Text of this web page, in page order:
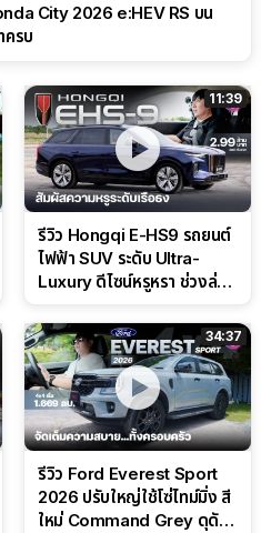
City 2026 e:HEV RS บน
ครบ
11:39
รีวิว Hongqi E-HS9 รถยนต์
ไฟฟ้า SUV ระดับ Ultra-
Luxury ดีไซน์หรูหรา ช่วงล่าง
34:37
รีวิว Ford Everest Sport
2026 ปรับใหญ่ใช้โซ่ไทม์มิ่ง สี
ใหม่ Command Grey ดุดัน